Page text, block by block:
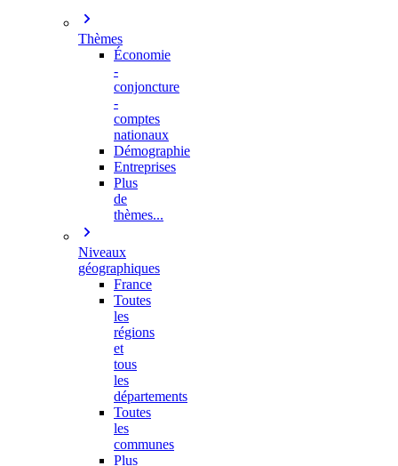
Thèmes
Économie
-
conjoncture
-
comptes
nationaux
Démographie
Entreprises
Plus
de
thèmes...
Niveaux
géographiques
France
Toutes
les
régions
et
tous
les
départements
Toutes
les
communes
Plus